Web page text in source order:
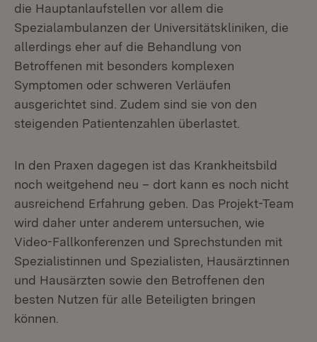
die Hauptanlaufstellen vor allem die
Spezialambulanzen der Universitätskliniken, die
allerdings eher auf die Behandlung von
Betroffenen mit besonders komplexen
Symptomen oder schweren Verläufen
ausgerichtet sind. Zudem sind sie von den
steigenden Patientenzahlen überlastet.
In den Praxen dagegen ist das Krankheitsbild
noch weitgehend neu – dort kann es noch nicht
ausreichend Erfahrung geben. Das Projekt-Team
wird daher unter anderem untersuchen, wie
Video-Fallkonferenzen und Sprechstunden mit
Spezialistinnen und Spezialisten, Hausärztinnen
und Hausärzten sowie den Betroffenen den
besten Nutzen für alle Beteiligten bringen
können.